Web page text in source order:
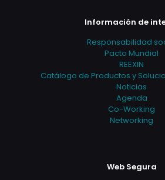
Información de
Responsabilidad
Pacto Mundial
REEXIN
Catálogo de Productos y
Noticias
Agenda
Co-Working
Networking
Web Segura